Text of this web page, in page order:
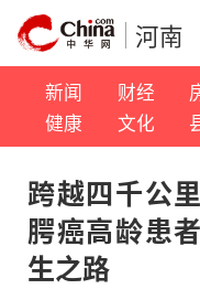
河南
新闻 财经
健康
文化
跨越四千公
腭癌高龄患
生之路